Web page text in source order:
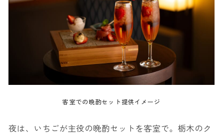
客室での晩酌セット提供イメージ
夜は、いちごが主役の晩酌セットを客室で。栃木のク